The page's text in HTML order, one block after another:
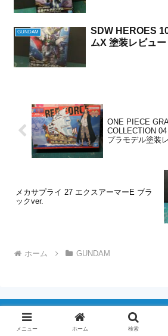
GUNDAM
SDW HEROES
ムX 塗装レビュー
ONE PIECE
COLLECTION
プラモデル塗装
メカサプライ 27 エクスアーマーE ブラ
ックver.
ホーム GUNDAM
トビウオ模型戦
メニュー ホーム 検索